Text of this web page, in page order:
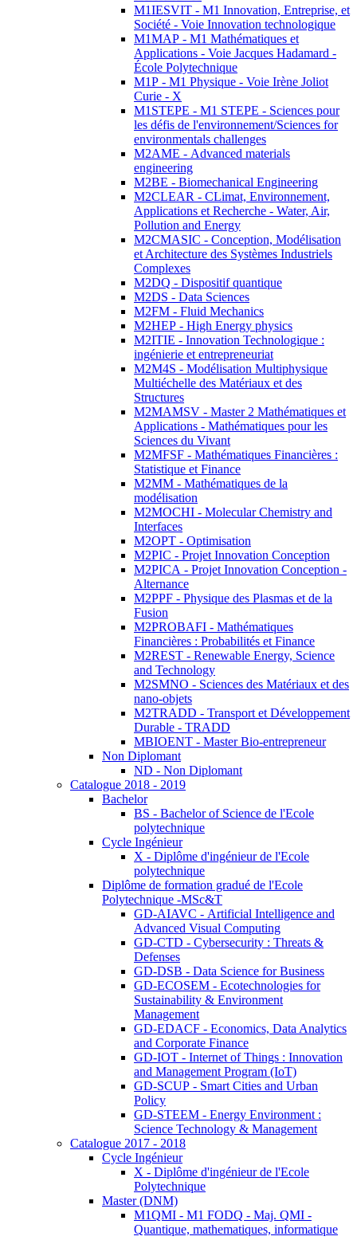
M1IESVIT - M1 Innovation, Entreprise, et
Société - Voie Innovation technologique
M1MAP - M1 Mathématiques et
Applications - Voie Jacques Hadamard -
École Polytechnique
M1P - M1 Physique - Voie Irène Joliot
Curie - X
M1STEPE - M1 STEPE - Sciences pour
les défis de l'environnement/Sciences for
environmentals challenges
M2AME - Advanced materials
engineering
M2BE - Biomechanical Engineering
M2CLEAR - CLimat, Environnement,
Applications et Recherche - Water, Air,
Pollution and Energy
M2CMASIC - Conception, Modélisation
et Architecture des Systèmes Industriels
Complexes
M2DQ - Dispositif quantique
M2DS - Data Sciences
M2FM - Fluid Mechanics
M2HEP - High Energy physics
M2ITIE - Innovation Technologique :
ingénierie et entrepreneuriat
M2M4S - Modélisation Multiphysique
Multiéchelle des Matériaux et des
Structures
M2MAMSV - Master 2 Mathématiques et
Applications - Mathématiques pour les
Sciences du Vivant
M2MFSF - Mathématiques Financières :
Statistique et Finance
M2MM - Mathématiques de la
modélisation
M2MOCHI - Molecular Chemistry and
Interfaces
M2OPT - Optimisation
M2PIC - Projet Innovation Conception
M2PICA - Projet Innovation Conception -
Alternance
M2PPF - Physique des Plasmas et de la
Fusion
M2PROBAFI - Mathématiques
Financières : Probabilités et Finance
M2REST - Renewable Energy, Science
and Technology
M2SMNO - Sciences des Matériaux et des
nano-objets
M2TRADD - Transport et Développement
Durable - TRADD
MBIOENT - Master Bio-entrepreneur
Non Diplomant
ND - Non Diplomant
Catalogue 2018 - 2019
Bachelor
BS - Bachelor of Science de l'Ecole
polytechnique
Cycle Ingénieur
X - Diplôme d'ingénieur de l'Ecole
polytechnique
Diplôme de formation gradué de l'Ecole
Polytechnique -MSc&T
GD-AIAVC - Artificial Intelligence and
Advanced Visual Computing
GD-CTD - Cybersecurity : Threats &
Defenses
GD-DSB - Data Science for Business
GD-ECOSEM - Ecotechnologies for
Sustainability & Environment
Management
GD-EDACF - Economics, Data Analytics
and Corporate Finance
GD-IOT - Internet of Things : Innovation
and Management Program (IoT)
GD-SCUP - Smart Cities and Urban
Policy
GD-STEEM - Energy Environment :
Science Technology & Management
Catalogue 2017 - 2018
Cycle Ingénieur
X - Diplôme d'ingénieur de l'Ecole
Polytechnique
Master (DNM)
M1QMI - M1 FODQ - Maj. QMI -
Quantique, mathematiques, informatique